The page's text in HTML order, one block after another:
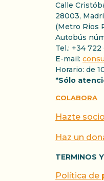
Calle
28003,
(Metro Rios
Autobús
Tel.: +34 722
E-mail:
Horario: de
*Sólo
COLABORA
Hazte socio
Haz un
TERMINOS
Política de